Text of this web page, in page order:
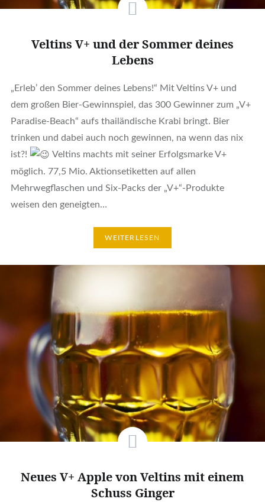
Veltins V+ und der Sommer deines
Lebens
„Erleb’ den Sommer deines Lebens!“ Mit Veltins V+ und
dem großen Bier-Gewinnspiel, das 300 Gewinner zum „V+
Paradise-Beach“ aufs thailändische Krabi bringt. Bier
trinken und dabei auch noch gewinnen, na wenn das nix
ist?!
Veltins machts mit seiner Erfolgsmarke V+
möglich. 77,5 Mio. Aktionsetiketten auf allen
Mehrwegflaschen und Six-Packs der „V+“-Produkte
weisen den geneigten…
WEITERLESEN
Neues V+ Apple von Veltins mit einem
Schuss Ginger